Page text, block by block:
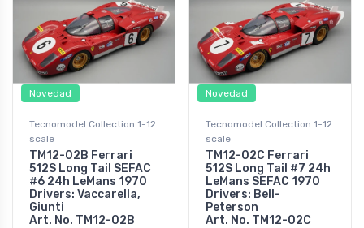
Novedad
Tecnomodel Collection 1-12
scale
TM12-02B Ferrari
512S Long Tail SEFAC
#6 24h LeMans 1970
Drivers: Vaccarella,
Giunti
Art. No. TM12-02B
Novedad
Tecnomodel Collection 1-12
scale
TM12-02C Ferrari
512S Long Tail #7 24h
LeMans SEFAC 1970
Drivers: Bell-
Peterson
Art. No. TM12-02C